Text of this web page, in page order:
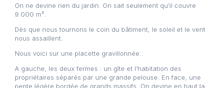
On ne devine rien du jardin. On sait seulement qu’il couvre
9.000 m².
Dès que nous tournons le coin du bâtiment, le soleil et le vent
nous assaillent.
Nous voici sur une placette gravillonnée.
A gauche, les deux fermes : un gîte et l’habitation des
propriétaires séparés par une grande pelouse. En face, une
pente légère bordée de grands massifs. On devine en haut la